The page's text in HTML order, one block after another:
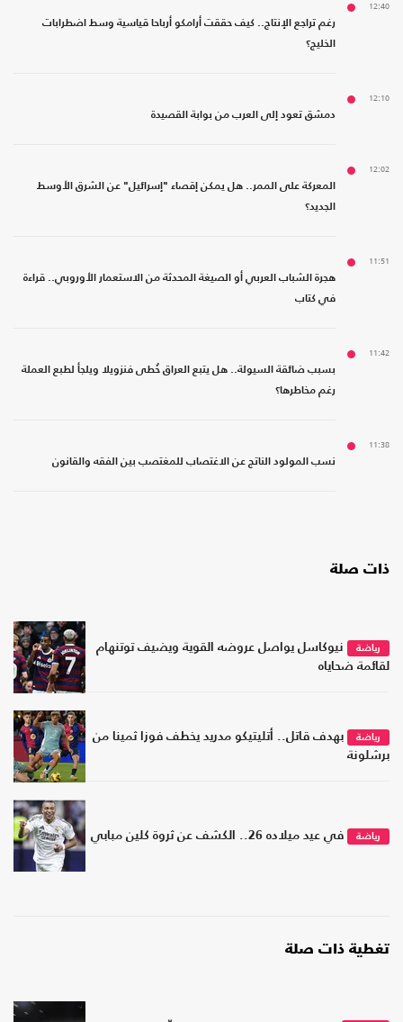
12:40
رغم تراجع الإنتاج.. كيف حققت أرامكو أرباحا قياسية وسط اضطرابات
الخليج؟
12:10
دمشق تعود إلى العرب من بوابة القصيدة
12:02
المعركة على الممر.. هل يمكن إقصاء "إسرائيل" عن الشرق الأوسط
الجديد؟
11:51
هجرة الشباب العربي أو الصيغة المحدثة من الاستعمار الأوروبي.. قراءة
في كتاب
11:42
بسبب ضائقة السيولة.. هل يتبع العراق خُطى فنزويلا ويلجأ لطبع العملة
رغم مخاطرها؟
11:38
نسب المولود الناتج عن الاغتصاب للمغتصب بين الفقه والقانون
ذات صلة
رياضة
نيوكاسل يواصل عروضه القوية ويضيف توتنهام
لقائمة ضحاياه
رياضة
بهدف قاتل.. أتليتيكو مدريد يخطف فوزا ثمينا من
برشلونة
رياضة في عيد ميلاده 26.. الكشف عن ثروة كلين مبابي
تغطية ذات صلة